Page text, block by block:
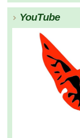
YouTube